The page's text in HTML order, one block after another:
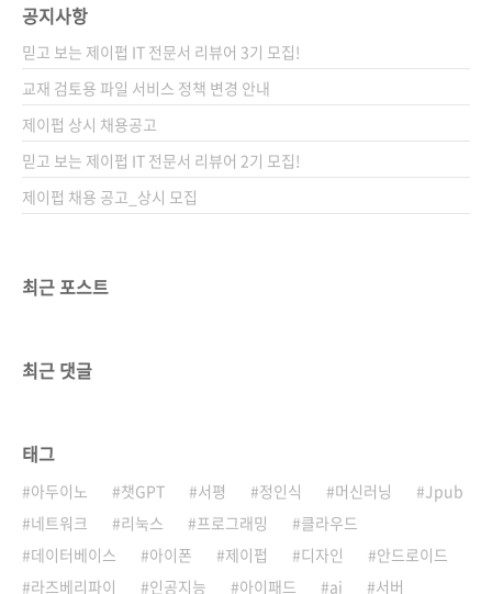
공지사항
믿고 보는 제이펍 IT 전문서 리뷰어 3기 모집!
교재 검토용 파일 서비스 정책 변경 안내
제이펍 상시 채용공고
믿고 보는 제이펍 IT 전문서 리뷰어 2기 모집!
제이펍 채용 공고_상시 모집
최근 포스트
최근 댓글
태그
아두이노 챗GPT 서평 정인식 머신러닝
Jpub
네트워크
리눅스 프로그래밍
클라우드
데이터베이스
아이폰 제이펍 디자인
안드로이드
라즈베리파이
인공지능 아이패드 ai 서버